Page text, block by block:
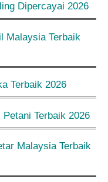
Dipercayai 2026
Malaysia Terbaik
Terbaik 2026
Terbaik 2026
Malaysia Terbaik